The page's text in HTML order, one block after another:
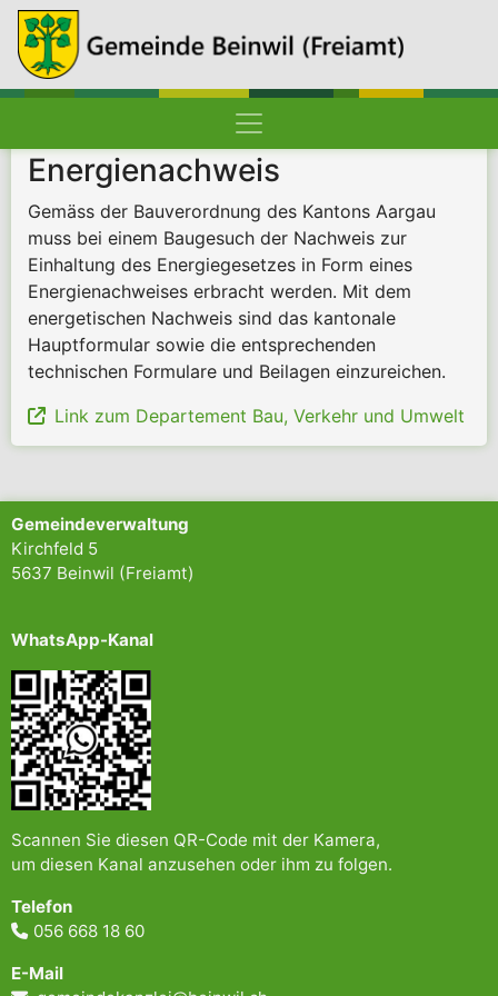
Hauptnavigation
Pfadnavigation
Startseite
Energienachweis
Gemäss der Bauverordnung des Kantons Aargau
muss bei einem Baugesuch der Nachweis zur
Einhaltung des Energiegesetzes in Form eines
Energienachweises erbracht werden. Mit dem
energetischen Nachweis sind das kantonale
Hauptformular sowie die entsprechenden
technischen Formulare und Beilagen einzureichen.
Link zum Departement Bau, Verkehr und Umwelt
Gemeindeverwaltung
Kirchfeld 5
5637 Beinwil (Freiamt)
WhatsApp-Kanal
Scannen Sie diesen QR-Code mit der Kamera,
um diesen Kanal anzusehen oder ihm zu folgen.
Telefon
056 668 18 60
E-Mail